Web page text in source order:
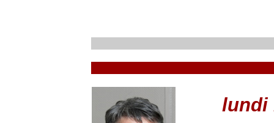
lundi